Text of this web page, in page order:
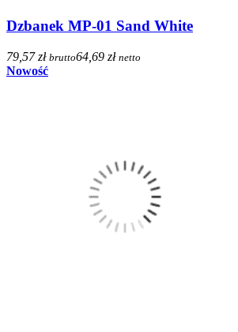
Dzbanek MP-01 Sand White
79,57 zł brutto64,69 zł netto
Nowość